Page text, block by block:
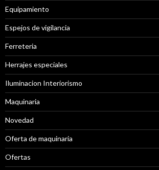
Equipamiento
Espejos de vigilancia
Ferreteria
Herrajes especiales
Iluminacion Interiorismo
Maquinaria
Novedad
Oferta de maquinaria
Ofertas